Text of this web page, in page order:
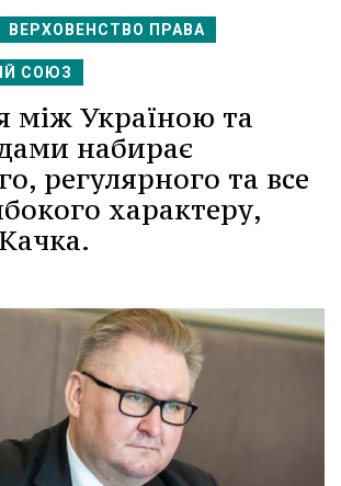
ВЕРХОВЕНСТВО ПРАВА
СОЮЗ
між Україною та
набирає
регулярного та все
характеру,